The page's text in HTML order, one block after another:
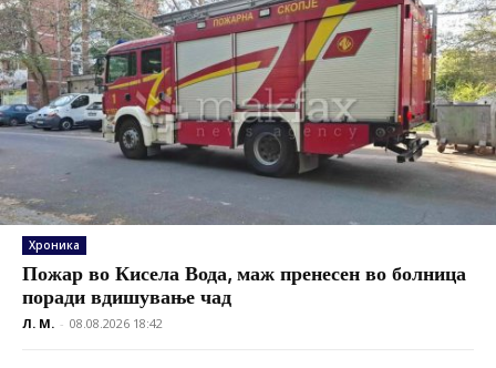
Хроника
Пожар во Кисела Вода, маж пренесен во болница
поради вдишување чад
Л. М. - 08.08.2026 18:42